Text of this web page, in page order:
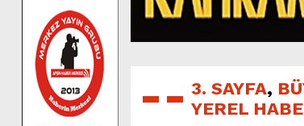
6:50
Geleneksel
7:01
Funda Arar,
3. SAYFA,
YEREL